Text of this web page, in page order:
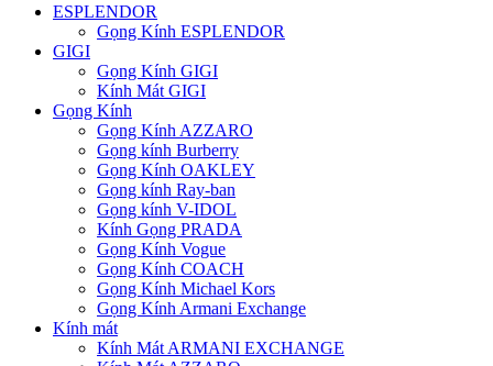
ESPLENDOR
Gọng Kính ESPLENDOR
GIGI
Gọng Kính GIGI
Kính Mát GIGI
Gọng Kính
Gọng Kính AZZARO
Gọng kính Burberry
Gọng Kính OAKLEY
Gọng kính Ray-ban
Gọng kính V-IDOL
Kính Gọng PRADA
Gọng Kính Vogue
Gọng Kính COACH
Gọng Kính Michael Kors
Gọng Kính Armani Exchange
Kính mát
Kính Mát ARMANI EXCHANGE